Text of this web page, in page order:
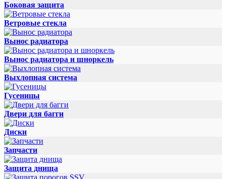
Боковая защита
Ветровые стекла
Вынос радиатора
Вынос радиатора и шноркель
Выхлопная система
Гусеницы
Двери для багги
Диски
Запчасти
Защита днища